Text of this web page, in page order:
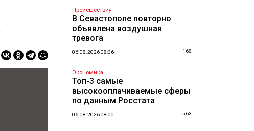
Происшествия
В Севастополе повторно
объявлена воздушная
тревога
06.08.2026 08:36 168
Экономика
Топ-3 самые
высокооплачиваемые сферы
по данным Росстата
06.08.2026 08:00 563